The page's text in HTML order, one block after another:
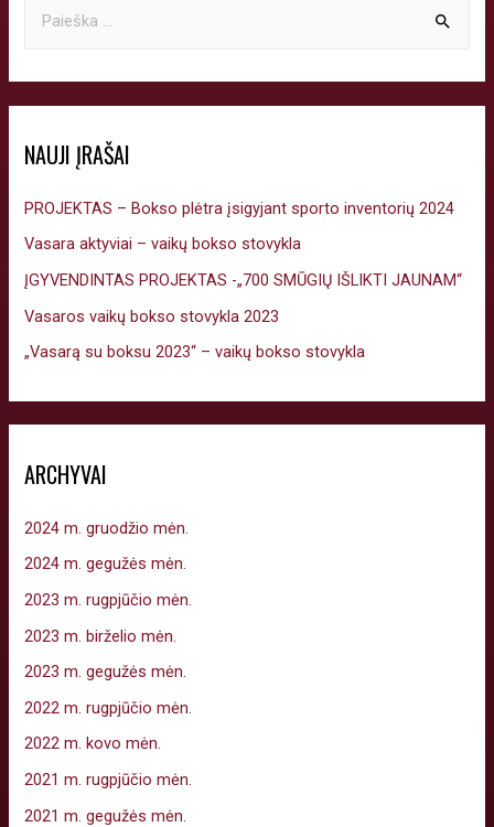
NAUJI ĮRAŠAI
PROJEKTAS – Bokso plėtra įsigyjant sporto inventorių 2024
Vasara aktyviai – vaikų bokso stovykla
ĮGYVENDINTAS PROJEKTAS -„700 SMŪGIŲ IŠLIKTI JAUNAM“
Vasaros vaikų bokso stovykla 2023
„Vasarą su boksu 2023“ – vaikų bokso stovykla
ARCHYVAI
2024 m. gruodžio mėn.
2024 m. gegužės mėn.
2023 m. rugpjūčio mėn.
2023 m. birželio mėn.
2023 m. gegužės mėn.
2022 m. rugpjūčio mėn.
2022 m. kovo mėn.
2021 m. rugpjūčio mėn.
2021 m. gegužės mėn.